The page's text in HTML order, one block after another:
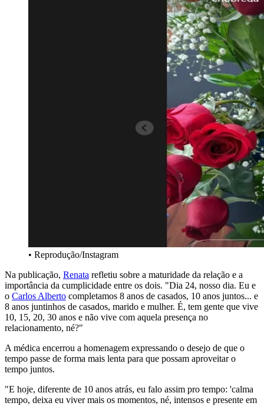
• Reprodução/Instagram
Na publicação, Renata refletiu sobre a maturidade da relação e a
importância da cumplicidade entre os dois. "Dia 24, nosso dia. Eu e
o Carlos Alberto completamos 8 anos de casados, 10 anos juntos... e
8 anos juntinhos de casados, marido e mulher. É, tem gente que vive
10, 15, 20, 30 anos e não vive com aquela presença no
relacionamento, né?"
A médica encerrou a homenagem expressando o desejo de que o
tempo passe de forma mais lenta para que possam aproveitar o
tempo juntos.
"E hoje, diferente de 10 anos atrás, eu falo assim pro tempo: 'calma
tempo, deixa eu viver mais os momentos, né, intensos e presente em